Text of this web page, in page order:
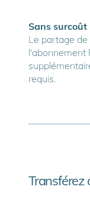
Sans
Le partage
l'abonnement
requis.
Transférez